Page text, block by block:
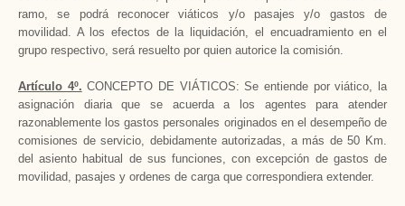
ramo, se podrá reconocer viáticos y/o pasajes y/o gastos de
movilidad. A los efectos de la liquidación, el encuadramiento en el
grupo respectivo, será resuelto por quien autorice la comisión.
Artículo 4º. CONCEPTO DE VIÁTICOS: Se entiende por viático, la
asignación diaria que se acuerda a los agentes para atender
razonablemente los gastos personales originados en el desempeño de
comisiones de servicio, debidamente autorizadas, a más de 50 Km.
del asiento habitual de sus funciones, con excepción de gastos de
movilidad, pasajes y ordenes de carga que correspondiera extender.